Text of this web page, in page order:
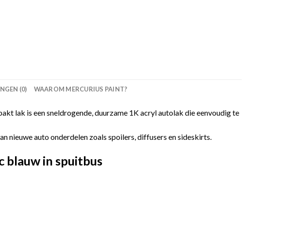
(0) WAAROM MERCURIUS PAINT?
lak is een sneldrogende, duurzame 1K acryl autolak die eenvoudig te
nieuwe auto onderdelen zoals spoilers, diffusers en sideskirts.
blauw in spuitbus